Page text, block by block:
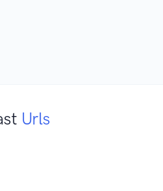
Urls